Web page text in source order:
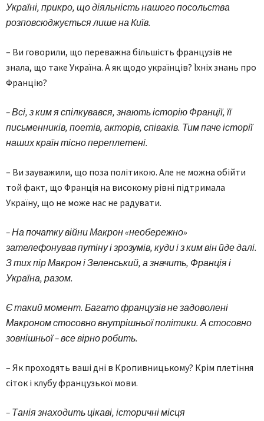
Україні, прикро, що діяльність нашого посольства
розповсюджується лише на Київ.
– Ви говорили, що переважна більшість французів не
знала, що таке Україна. А як щодо українців? Їхніх знань про
Францію?
– Всі, з ким я спілкувався, знають історію Франції, її
письменників, поетів, акторів, співаків. Тим паче історії
наших країн тісно переплетені.
– Ви зауважили, що поза політикою. Але не можна обійти
той факт, що Франція на високому рівні підтримала
Україну, що не може нас не радувати.
– На початку війни Макрон «необережно»
зателефонував путіну і зрозумів, куди і з ким він йде далі.
З тих пір Макрон і Зеленський, а значить, Франція і
Україна, разом.
Є такий момент. Багато французів не задоволені
Макроном стосовно внутрішньої політики. А стосовно
зовнішньої – все вір­но робить.
– Як проходять ваші дні в Кропивницькому? Крім плетіння
сіток і клубу французької мови.
– Танія знаходить цікаві, історичні місця